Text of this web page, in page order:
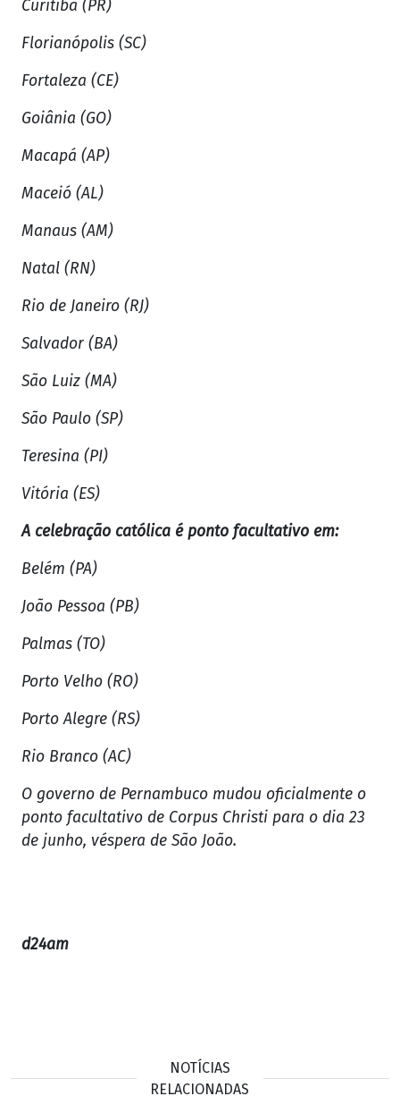
Curitiba (PR)
Florianópolis (SC)
Fortaleza (CE)
Goiânia (GO)
Macapá (AP)
Maceió (AL)
Manaus (AM)
Natal (RN)
Rio de Janeiro (RJ)
Salvador (BA)
São Luiz (MA)
São Paulo (SP)
Teresina (PI)
Vitória (ES)
A celebração católica é ponto facultativo em:
Belém (PA)
João Pessoa (PB)
Palmas (TO)
Porto Velho (RO)
Porto Alegre (RS)
Rio Branco (AC)
O governo de Pernambuco mudou oficialmente o
ponto facultativo de Corpus Christi para o dia 23
de junho, véspera de São João.
d24am
NOTÍCIAS
RELACIONADAS